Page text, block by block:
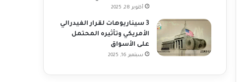
أكتوبر 28, 2025
3 سيناريوهات لقرار الفيدرالي
الأمريكي وتأثيره المحتمل
على الأسواق
سبتمبر 16, 2025